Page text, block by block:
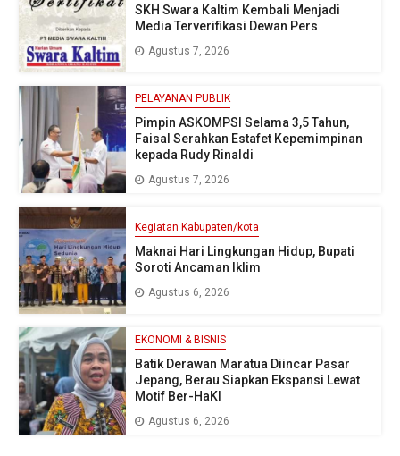
SKH Swara Kaltim Kembali Menjadi
Media Terverifikasi Dewan Pers
Agustus 7, 2026
PELAYANAN PUBLIK
Pimpin ASKOMPSI Selama 3,5 Tahun,
Faisal Serahkan Estafet Kepemimpinan
kepada Rudy Rinaldi
Agustus 7, 2026
Kegiatan Kabupaten/kota
Maknai Hari Lingkungan Hidup, Bupati
Soroti Ancaman Iklim
Agustus 6, 2026
EKONOMI & BISNIS
Batik Derawan Maratua Diincar Pasar
Jepang, Berau Siapkan Ekspansi Lewat
Motif Ber-HaKI
Agustus 6, 2026